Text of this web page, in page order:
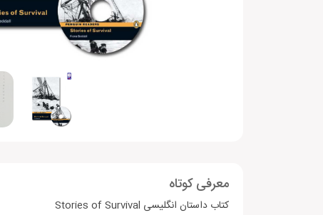
معرفی کوتاه
کتاب داستان انگلیسی Stories of Survival